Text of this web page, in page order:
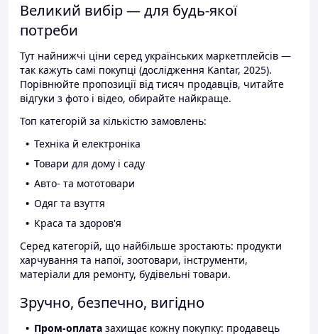
Великий вибір — для будь-якої
потреби
Тут найнижчі ціни серед українських маркетплейсів —
так кажуть самі покупці (дослідження Kantar, 2025).
Порівнюйте пропозиції від тисяч продавців, читайте
відгуки з фото і відео, обирайте найкраще.
Топ категорій за кількістю замовлень:
Техніка й електроніка
Товари для дому і саду
Авто- та мототовари
Одяг та взуття
Краса та здоров'я
Серед категорій, що найбільше зростають: продукти
харчування та напої, зоотовари, інструменти,
матеріали для ремонту, будівельні товари.
Зручно, безпечно, вигідно
Пром-оплата захищає кожну покупку: продавець